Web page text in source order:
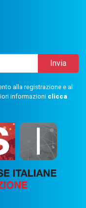
alla registrazione e al
informazioni clicca